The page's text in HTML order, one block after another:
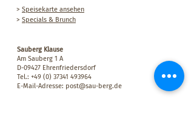
> Speisekarte ansehen
> Specials & Brunch
Sauberg Klause
Am Sauberg 1 A
D-09427 Ehrenfriedersdorf
Tel.: +49 (0) 37341 493964
E-Mail-Adresse: post@sau-berg.de